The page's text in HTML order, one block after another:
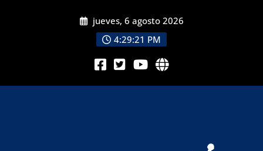
jueves, 6 agosto 2026
4:29:23 PM